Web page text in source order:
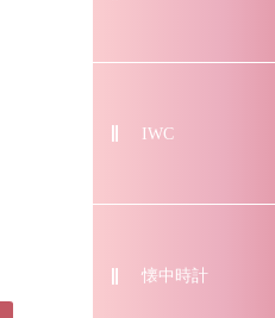
IWC
懐中時計